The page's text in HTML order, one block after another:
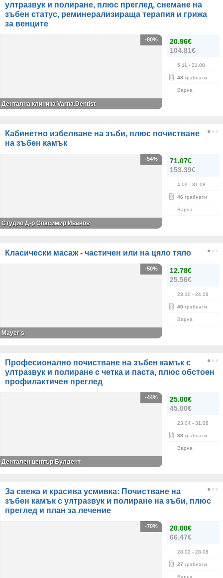
ултразвук и полиране, плюс преглед, снемане на
зъбен статус, реминерализираща терапия и грижа
за венците
20.96€
104.81€
5.11 - 31.08
48 грабнати
Варна
-80%
Дентална клиника Varna.Dentist
Кабинетно избелване на зъби, плюс почистване
на зъбен камък
71.07€
153.39€
4.09 - 31.08
46 грабнати
Варна
-54%
Студио Д-р Спасимир Иванов
Класически масаж - частичен или на цяло тяло
12.78€
25.56€
23.10 - 24.08
40 грабнати
Варна
-50%
Mayer's
Професионално почистване на зъбен камък с
ултразвук и полиране с четка и паста, плюс обстоен
профилактичен преглед
25.00€
45.00€
23.04 - 31.08
38 грабнати
Варна
-44%
Дентален център Булдент
За свежа и красива усмивка: Почистване на
зъбен камък с ултразвук и полиране на зъби, плюс
преглед и план за лечение
20.00€
66.47€
28.02 - 28.08
27 грабнати
Варна
-70%